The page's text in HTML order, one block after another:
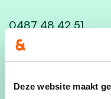
Deze website maakt
0487 48 42 51
Deel dit evenement